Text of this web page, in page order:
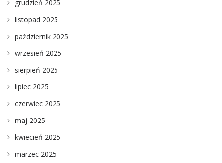
grudzień 2025
listopad 2025
październik 2025
wrzesień 2025
sierpień 2025
lipiec 2025
czerwiec 2025
maj 2025
kwiecień 2025
marzec 2025